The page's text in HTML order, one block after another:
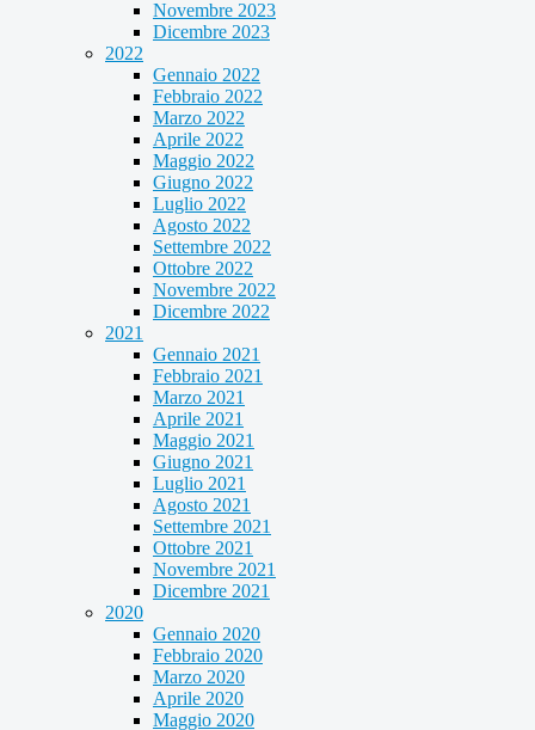
Novembre 2023
Dicembre 2023
2022
Gennaio 2022
Febbraio 2022
Marzo 2022
Aprile 2022
Maggio 2022
Giugno 2022
Luglio 2022
Agosto 2022
Settembre 2022
Ottobre 2022
Novembre 2022
Dicembre 2022
2021
Gennaio 2021
Febbraio 2021
Marzo 2021
Aprile 2021
Maggio 2021
Giugno 2021
Luglio 2021
Agosto 2021
Settembre 2021
Ottobre 2021
Novembre 2021
Dicembre 2021
2020
Gennaio 2020
Febbraio 2020
Marzo 2020
Aprile 2020
Maggio 2020